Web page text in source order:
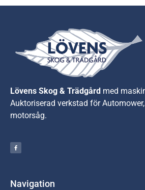
Lövens Skog & Trädgård med
Auktoriserad verkstad för
motorsåg.
Navigation